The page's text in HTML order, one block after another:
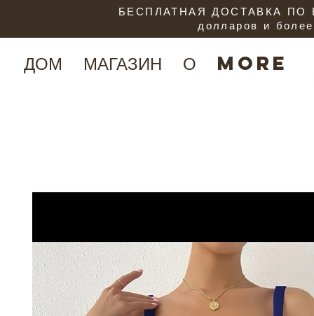
ДОМ МАГАЗИН О More
БЕСПЛАТНАЯ ДОСТАВКА ПО
долларов и